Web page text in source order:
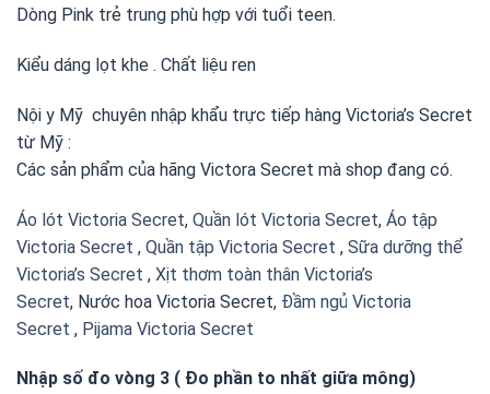
Dòng Pink trẻ trung phù hợp với tuổi teen.
Kiểu dáng lọt khe . Chất liệu ren
Nội y Mỹ chuyên nhập khẩu trực tiếp hàng Victoria’s Secret
từ Mỹ :
Các sản phẩm của hãng Victora Secret mà shop đang có.
Áo lót Victoria Secret, Quần lót Victoria Secret, Áo tập
Victoria Secret , Quần tập Victoria Secret , Sữa dưỡng thể
Victoria’s Secret , Xịt thơm toàn thân Victoria’s
Secret, Nước hoa Victoria Secret, Đầm ngủ Victoria
Secret , Pijama Victoria Secret
Nhập số đo vòng 3 ( Đo phần to nhất giữa mông)